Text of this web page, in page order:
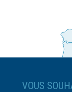
VOUS